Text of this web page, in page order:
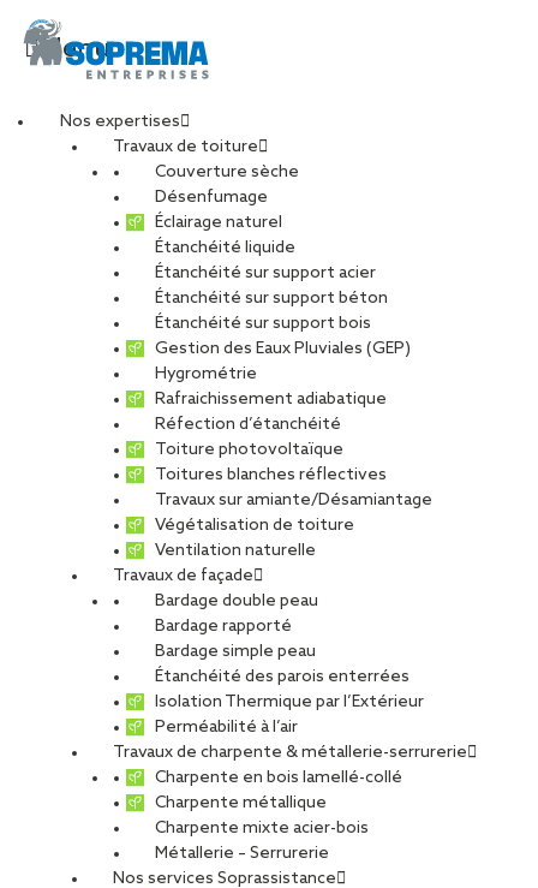
Menu
Nos expertises
Travaux de toiture
Couverture sèche
Désenfumage
Éclairage naturel
Étanchéité liquide
Étanchéité sur support acier
Étanchéité sur support béton
Étanchéité sur support bois
Gestion des Eaux Pluviales (GEP)
Hygrométrie
Rafraichissement adiabatique
Réfection d’étanchéité
Toiture photovoltaïque
Toitures blanches réflectives
Travaux sur amiante/Désamiantage
Végétalisation de toiture
Ventilation naturelle
Travaux de façade
Bardage double peau
Bardage rapporté
Bardage simple peau
Étanchéité des parois enterrées
Isolation Thermique par l’Extérieur
Perméabilité à l’air
Travaux de charpente & métallerie-serrurerie
Charpente en bois lamellé-collé
Charpente métallique
Charpente mixte acier-bois
Métallerie – Serrurerie
Nos services Soprassistance
toiture_sinistre
PARTAGER
19 septembre 2023